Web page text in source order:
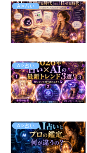
AI×占い
AI×占い
AI×占い